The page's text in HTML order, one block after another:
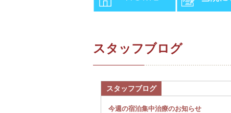
スタッフブログ
スタッフブログ
今週の宿泊集中治療のお知らせ